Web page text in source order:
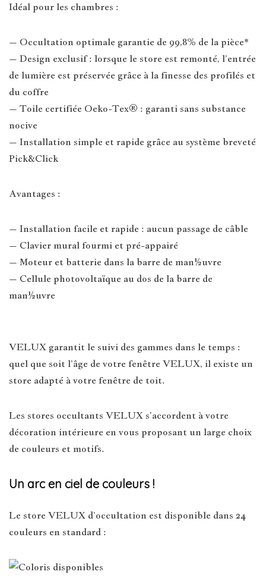
Idéal pour les chambres :
– Occultation optimale garantie de 99,8% de la pièce*
– Design exclusif : lorsque le store est remonté, l’entrée
de lumière est préservée grâce à la finesse des profilés et
du coffre
– Toile certifiée Oeko-Tex® : garanti sans substance
nocive
– Installation simple et rapide grâce au système breveté
Pick&Click
Avantages :
– Installation facile et rapide : aucun passage de câble
– Clavier mural fourmi et pré-appairé
– Moteur et batterie dans la barre de man½uvre
– Cellule photovoltaïque au dos de la barre de
man½uvre
VELUX garantit le suivi des gammes dans le temps :
quel que soit l’âge de votre fenêtre VELUX, il existe un
store adapté à votre fenêtre de toit.
Les stores occultants VELUX s’accordent à votre
décoration intérieure en vous proposant un large choix
de couleurs et motifs.
Un arc en ciel de couleurs !
Le store VELUX d’occultation est disponible dans 24
couleurs en standard :